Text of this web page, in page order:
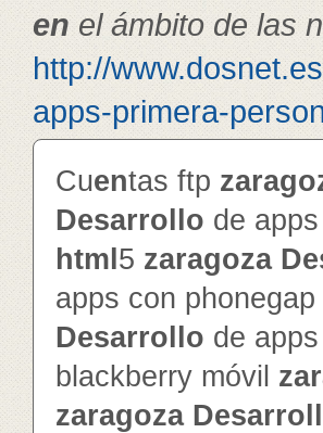
enel ámbito de las
http://
apps-primera-
Cuentas ftp
Desarrollo de
html 5 zaragoza
apps con phonegap
Desarrollo de
blackberry móvil
zaragoza